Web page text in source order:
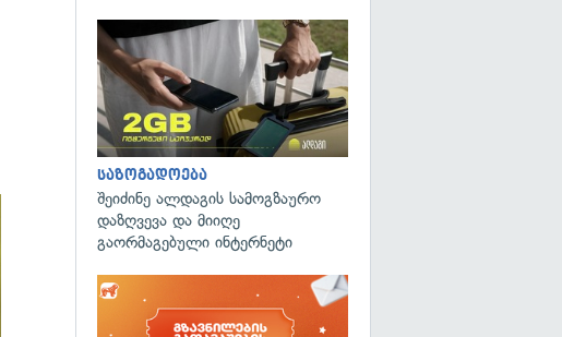
საზოგადოება
შეიძინე ალდაგის სამოგზაურო
დაზღვევა და მიიღე
გაორმაგებული ინტერნეტი